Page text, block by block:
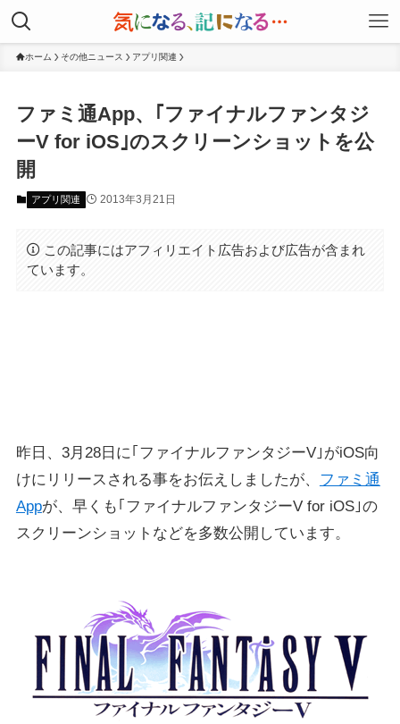
ホーム その他ニュース アプリ関連
ファミ通App、｢ファイナルファンタジ
ーV for iOS｣のスクリーンショットを公
開
アプリ関連 2013年3月21日
この記事にはアフィリエイト広告および広告が含まれ
ています。
昨日、3月28日に｢ファイナルファンタジーV｣がiOS向
けにリリースされる事をお伝えしましたが、 ファミ通
Appが、早くも｢ファイナルファンタジーV for iOS｣の
スクリーンショットなどを多数公開しています。